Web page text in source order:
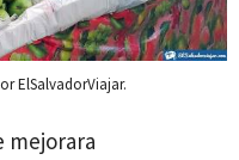
ElSalvadorViajar.
mejorara